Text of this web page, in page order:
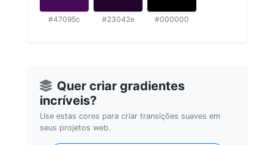
#47095c #23042e #000000
Quer criar gradientes
incríveis?
Use estas cores para criar transições suaves em
seus projetos web.